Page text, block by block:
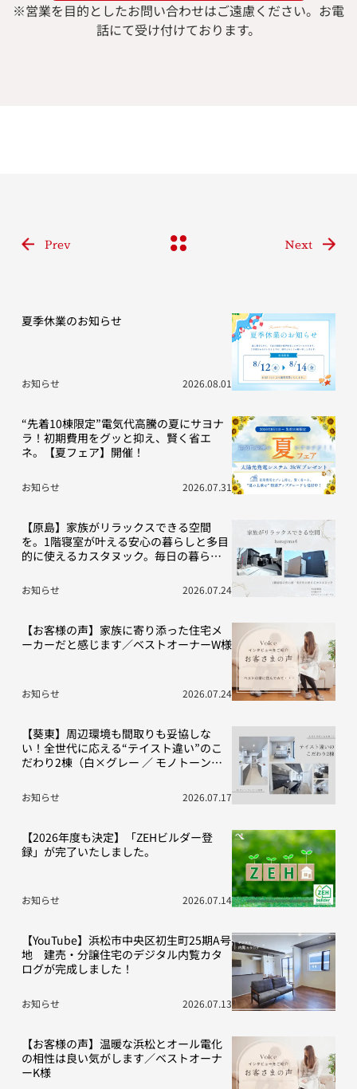
※営業を目的としたお問い合わせはご遠慮ください。 お電
話にて受け付けております。
Prev Next
夏季休業のお知らせ
お知らせ 2026.08.01
“先着10棟限定”電気代高騰の夏にサヨナ
ラ！初期費用をグッと抑え、賢く省エ
ネ。【夏フェア】開催！
お知らせ 2026.07.31
【原島】家族がリラックスできる空間
を。1階寝室が叶える安心の暮らしと多目
的に使えるカスタヌック。毎日の暮らし
お知らせ 2026.07.24
【お客様の声】家族に寄り添った住宅メ
ーカーだと感じます／ベストオーナーW様
お知らせ 2026.07.24
【葵東】周辺環境も間取りも妥協しな
い！全世代に応える“テイスト違い”のこ
だわり2棟（白×グレー ／ モノトーン空
お知らせ 2026.07.17
【2026年度も決定】「ZEHビルダー登
録」が完了いたしました。
お知らせ 2026.07.14
【YouTube】浜松市中央区初生町25期A号
地 建売・分譲住宅のデジタル内覧カタ
ログが完成しました！
お知らせ 2026.07.13
【お客様の声】温暖な浜松とオール電化
の相性は良い気がします／ベストオーナ
ーK様